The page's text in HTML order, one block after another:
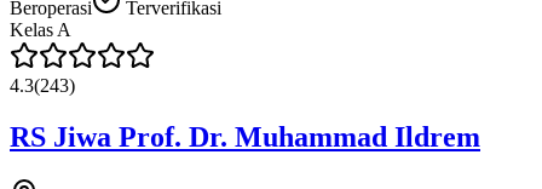
Beroperasi
Terverifikasi
Kelas A
4.3(243)
RS Jiwa Prof. Dr. Muhammad Ildrem